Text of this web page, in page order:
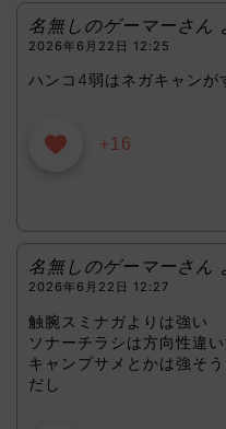
名無しのゲーマーさん
2026年6月22日 12:25
ハンコ4弱はネガキャンが
+16
名無しのゲーマーさん
2026年6月22日 12:27
触腕スミナガよりは強い
ソナーチラシは方向性違
キャンプサメとかは強そ
だし